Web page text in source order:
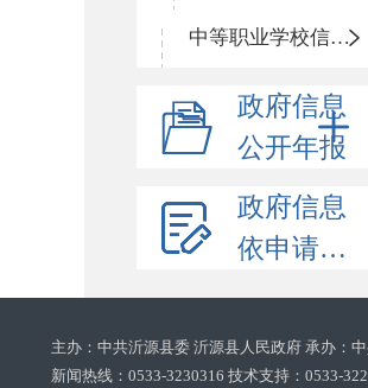
中等职业学校信息公开
政府信息
公开年报
政府信息
依申请公开
主办：中共沂源县委 沂源县人民政府 承办：
新闻热线：0533-3230316 技术支持：0533-